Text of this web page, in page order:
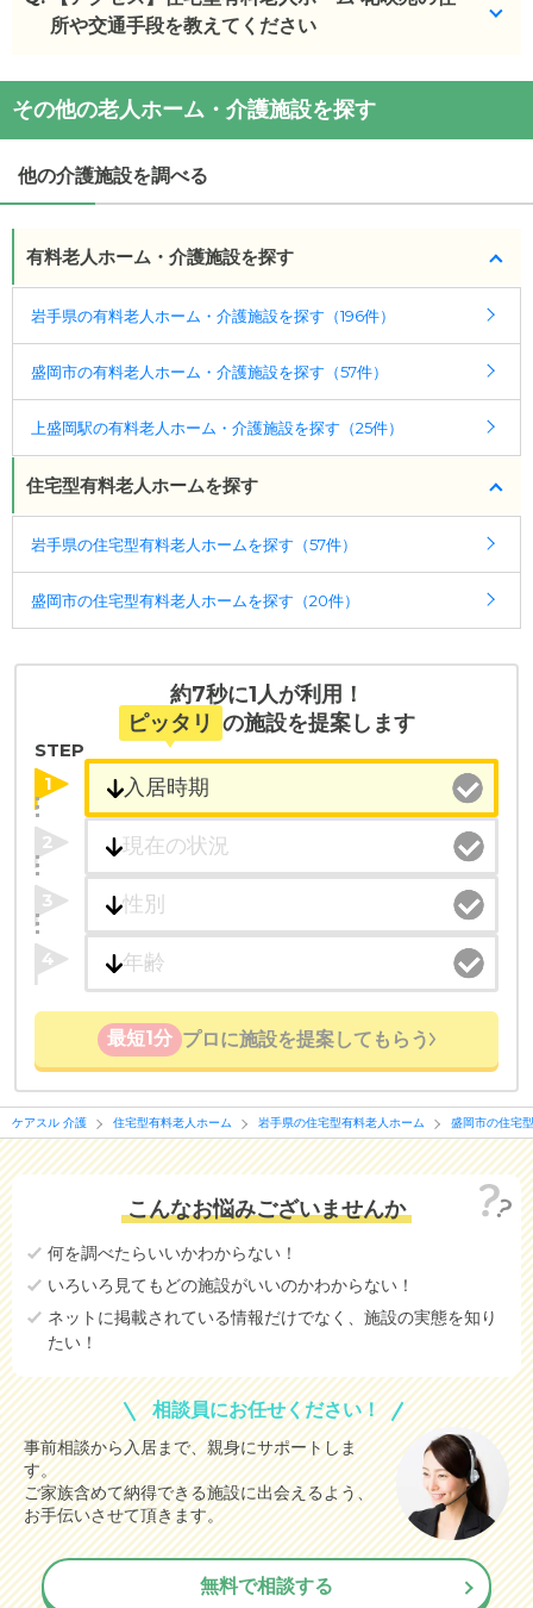
次のとおりです。
・月額費用が8.5〜9.6万円
・要介護度：要支援1、要支援2、要介護1、要介護
ケアスル 介護では詳細な料金プラン
す。詳しくはこちら。
・経験豊富な入居相談員が完全無料で施設探しをサ
入居相談：0120-579-721（無料）
受付時間：10：00～19：00
・全国10000件の介護施設情報を掲載
幅広い選択肢の中から、条件にあった施設を選ぶ
ことができます。
・こだわりの条件や医療体制から施設を探せる
「夫婦入居可」の施設、「看取り可」の施設など、
医療・看護体制から施設を探すこともできます。
所や交通手段を教えてください
住宅型有料老人ホーム 花咲苑の交通アクセス
・住所：岩手県盛岡市上堂3-18-19
・最寄り駅：
その他の老人ホーム・介護施設を探す
他の介護施設を調べる
有料老人ホーム・介護施設を探す
岩手県の有料老人ホーム・介護施設を探す（196件）
盛岡市の有料老人ホーム・介護施設を探す（57件）
上盛岡駅の有料老人ホーム・介護施設を探す（25件）
住宅型有料老人ホームを探す
岩手県の住宅型有料老人ホームを探す（57件）
盛岡市の住宅型有料老人ホームを探す（20件）
約7秒に1人が利用！
ピッタリ の施設を提案します
STEP
1
2
3
4
最短1分 プロに施設を提案してもらう
ケアスル 介護 住宅型有料老人ホーム 岩手県の住宅型有料老人ホーム 盛岡市の住宅
こんなお悩みございませんか
何を調べたらいいかわからない！
いろいろ見てもどの施設がいいのかわからない！
ネットに掲載されている情報だけでなく、施設の実態を知り
たい！
相談員にお任せください！
事前相談から入居まで、親身にサポートしま
す。
ご家族含めて納得できる施設に出会えるよう、
お手伝いさせて頂きます。
無料で相談する